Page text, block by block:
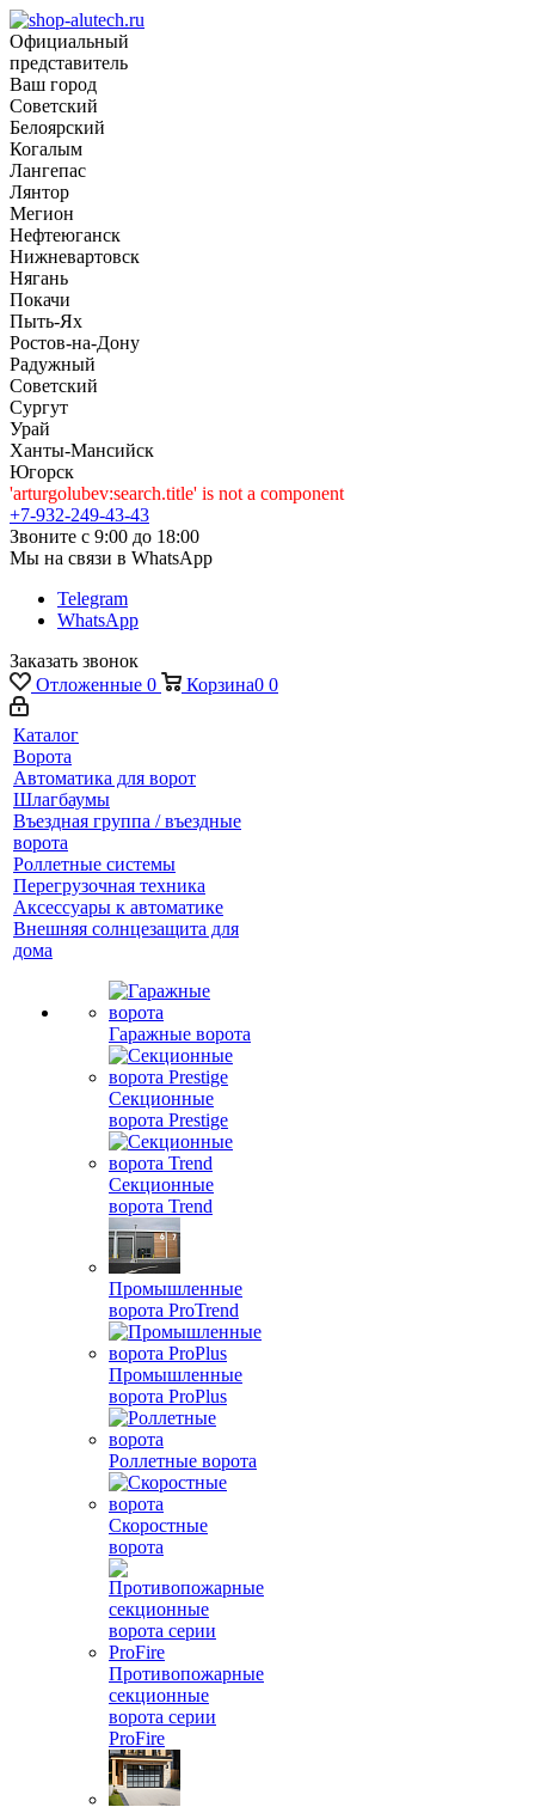
Официальный
представитель
Ваш город
Советский
Белоярский
Когалым
Лангепас
Лянтор
Мегион
Нефтеюганск
Нижневартовск
Нягань
Покачи
Пыть-Ях
Рoстов-на-Дону
Радужный
Советский
Сургут
Урай
Ханты-Мансийск
Югорск
'arturgolubev:search.title' is not a component
+7-932-249-43-43
Звоните с 9:00 до 18:00
Мы на связи в WhatsApp
Telegram
WhatsApp
Заказать звонок
Отложенные 0 Корзина0 0
Каталог
Ворота
Автоматика для ворот
Шлагбаумы
Въездная группа / въездные
ворота
Роллетные системы
Перегрузочная техника
Аксессуары к автоматике
Внешняя солнцезащита для
дома
Гаражные ворота
Секционные
ворота Prestige
Секционные
ворота Trend
Промышленные
ворота ProTrend
Промышленные
ворота ProPlus
Роллетные ворота
Скоростные
ворота
Противопожарные
секционные
ворота серии
ProFire